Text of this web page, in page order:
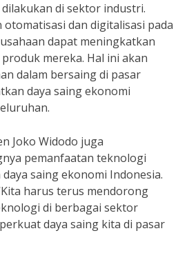
di sektor industri.
dan digitalisasi pada
dapat meningkatkan
mereka. Hal ini akan
dalam bersaing di pasar
daya saing ekonomi
Joko Widodo juga
pemanfaatan teknologi
saing ekonomi Indonesia.
harus terus mendorong
di berbagai sektor
daya saing kita di pasar